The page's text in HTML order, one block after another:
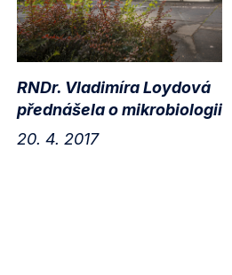
RNDr. Vladimíra Loydová
přednášela o mikrobiologii
20. 4. 2017